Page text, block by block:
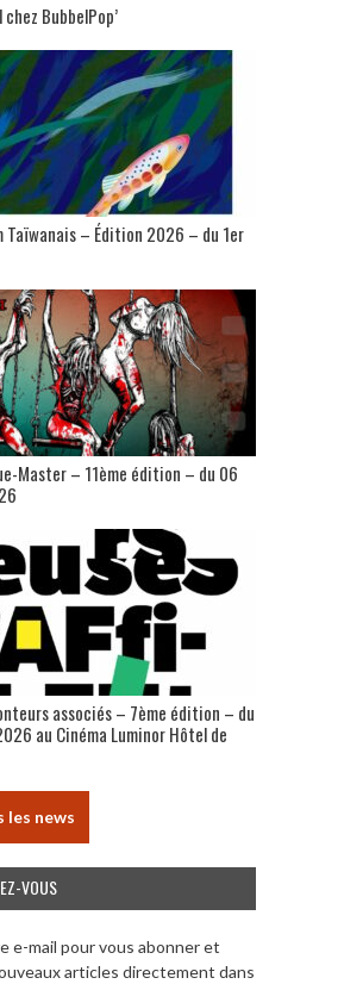
BubbelPop’
Taïwanais – Édition 2026 – du 1er
Master – 11ème édition – du 06
associés – 7ème édition – du
au Cinéma Luminor Hôtel de
news
VOUS
e-mail pour vous abonner et
articles directement dans